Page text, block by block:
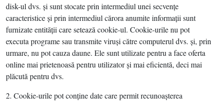
disk-ul dvs. şi sunt stocate prin intermediul unei secvenţe
caracteristice şi prin intermediul cărora anumite informaţii sunt
furnizate entităţii care setează cookie-ul. Cookie-urile nu pot
executa programe sau transmite viruşi către computerul dvs. şi, prin
urmare, nu pot cauza daune. Ele sunt utilizate pentru a face oferta
online mai prietenoasă pentru utilizator şi mai eficientă, deci mai
plăcută pentru dvs.
2. Cookie-urile pot conţine date care permit recunoaşterea